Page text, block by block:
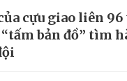
cựu giao liên
bản đồ” tìm